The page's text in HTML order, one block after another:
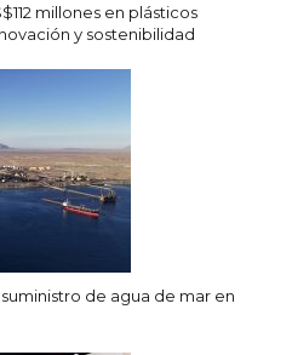
millones en plásticos
y sostenibilidad
de agua de mar en